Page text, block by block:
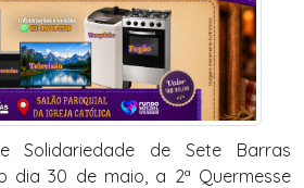
Solidariedade de Sete Barras
dia 30 de maio, a 2ª Quermesse